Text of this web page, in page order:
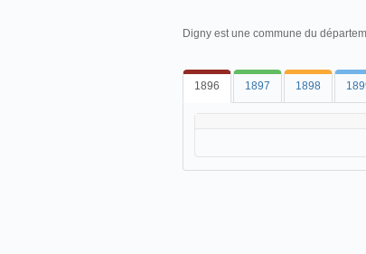
Digny est une commune du
1896 1897 1898